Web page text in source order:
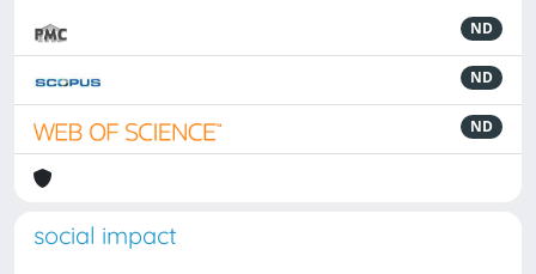
ND
ND
ND
social impact